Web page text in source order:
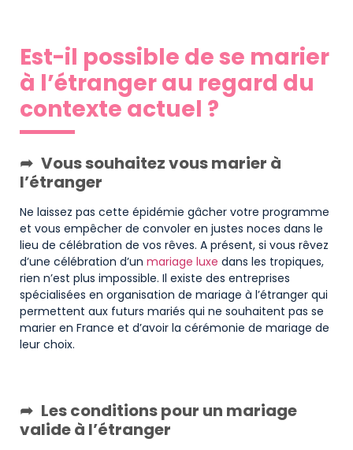
Est-il possible de se marier
à l’étranger au regard du
contexte actuel ?
Vous souhaitez vous marier à
l’étranger
Ne laissez pas cette épidémie gâcher votre programme
et vous empêcher de convoler en justes noces dans le
lieu de célébration de vos rêves. A présent, si vous rêvez
d’une célébration d’un mariage luxe dans les tropiques,
rien n’est plus impossible. Il existe des entreprises
spécialisées en organisation de mariage à l’étranger qui
permettent aux futurs mariés qui ne souhaitent pas se
marier en France et d’avoir la cérémonie de mariage de
leur choix.
Les conditions pour un mariage
valide à l’étranger